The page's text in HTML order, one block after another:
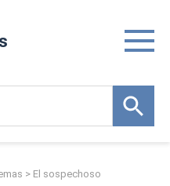
> El sospechoso